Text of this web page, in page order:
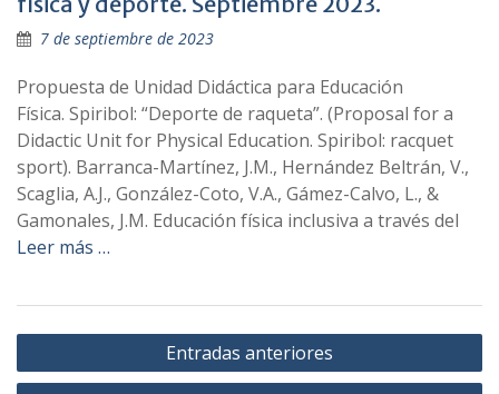
7 de septiembre de 2023
Propuesta de Unidad Didáctica para Educación
Física. Spiribol: “Deporte de raqueta”. (Proposal for a
Didactic Unit for Physical Education. Spiribol: racquet
sport). Barranca-Martínez, J.M., Hernández Beltrán, V.,
Scaglia, A.J., González-Coto, V.A., Gámez-Calvo, L., &
Gamonales, J.M. Educación física inclusiva a través del
Leer más …
Navegación
de
Entradas anteriores